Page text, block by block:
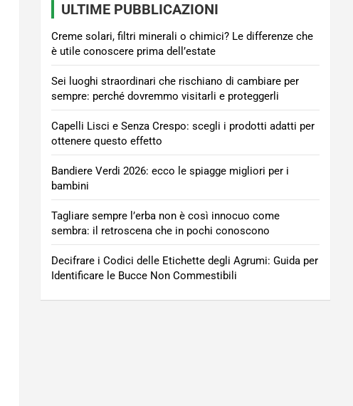
ULTIME PUBBLICAZIONI
Creme solari, filtri minerali o chimici? Le differenze che
è utile conoscere prima dell’estate
Sei luoghi straordinari che rischiano di cambiare per
sempre: perché dovremmo visitarli e proteggerli
Capelli Lisci e Senza Crespo: scegli i prodotti adatti per
ottenere questo effetto
Bandiere Verdi 2026: ecco le spiagge migliori per i
bambini
Tagliare sempre l’erba non è così innocuo come
sembra: il retroscena che in pochi conoscono
Decifrare i Codici delle Etichette degli Agrumi: Guida per
Identificare le Bucce Non Commestibili